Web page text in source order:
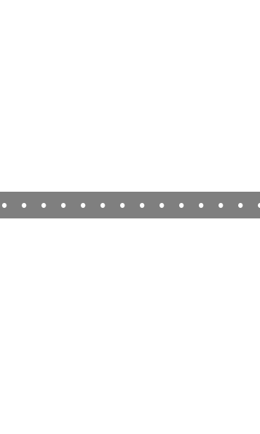
• • • • • • • • • • • • •